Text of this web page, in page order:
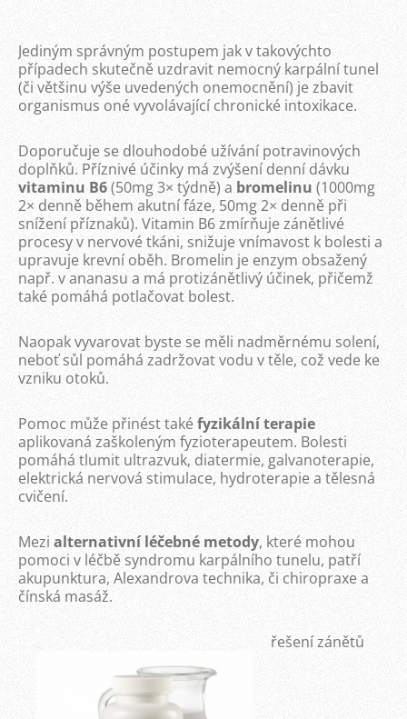
Jediným správným postupem jak v takovýchto
případech skutečně uzdravit nemocný karpální tunel
(či většinu výše uvedených onemocnění) je zbavit
organismus oné vyvolávající chronické intoxikace.
Doporučuje se dlouhodobé užívání potravinových
doplňků. Příznivé účinky má zvýšení denní dávku
vitaminu B6(50mg 3× týdně) a bromelinu (1000mg
2× denně během akutní fáze, 50mg 2× denně při
snížení příznaků). Vitamin B6 zmírňuje zánětlivé
procesy v nervové tkáni, snižuje vnímavost k bolesti a
upravuje krevní oběh. Bromelin je enzym obsažený
např. v ananasu a má protizánětlivý účinek, přičemž
také pomáhá potlačovat bolest.
Naopak vyvarovat byste se měli nadměrnému solení,
neboť sůl pomáhá zadržovat vodu v těle, což vede ke
vzniku otoků.
Pomoc může přinést takéfyzikální terapie
aplikovaná zaškoleným fyzioterapeutem. Bolesti
pomáhá tlumit ultrazvuk, diatermie, galvanoterapie,
elektrická nervová stimulace, hydroterapie a tělesná
cvičení.
Mezi alternativní léčebné metody, které mohou
pomoci v léčbě syndromu karpálního tunelu, patří
akupunktura, Alexandrova technika, či chiropraxe a
čínská masáž.
řešení zánětů